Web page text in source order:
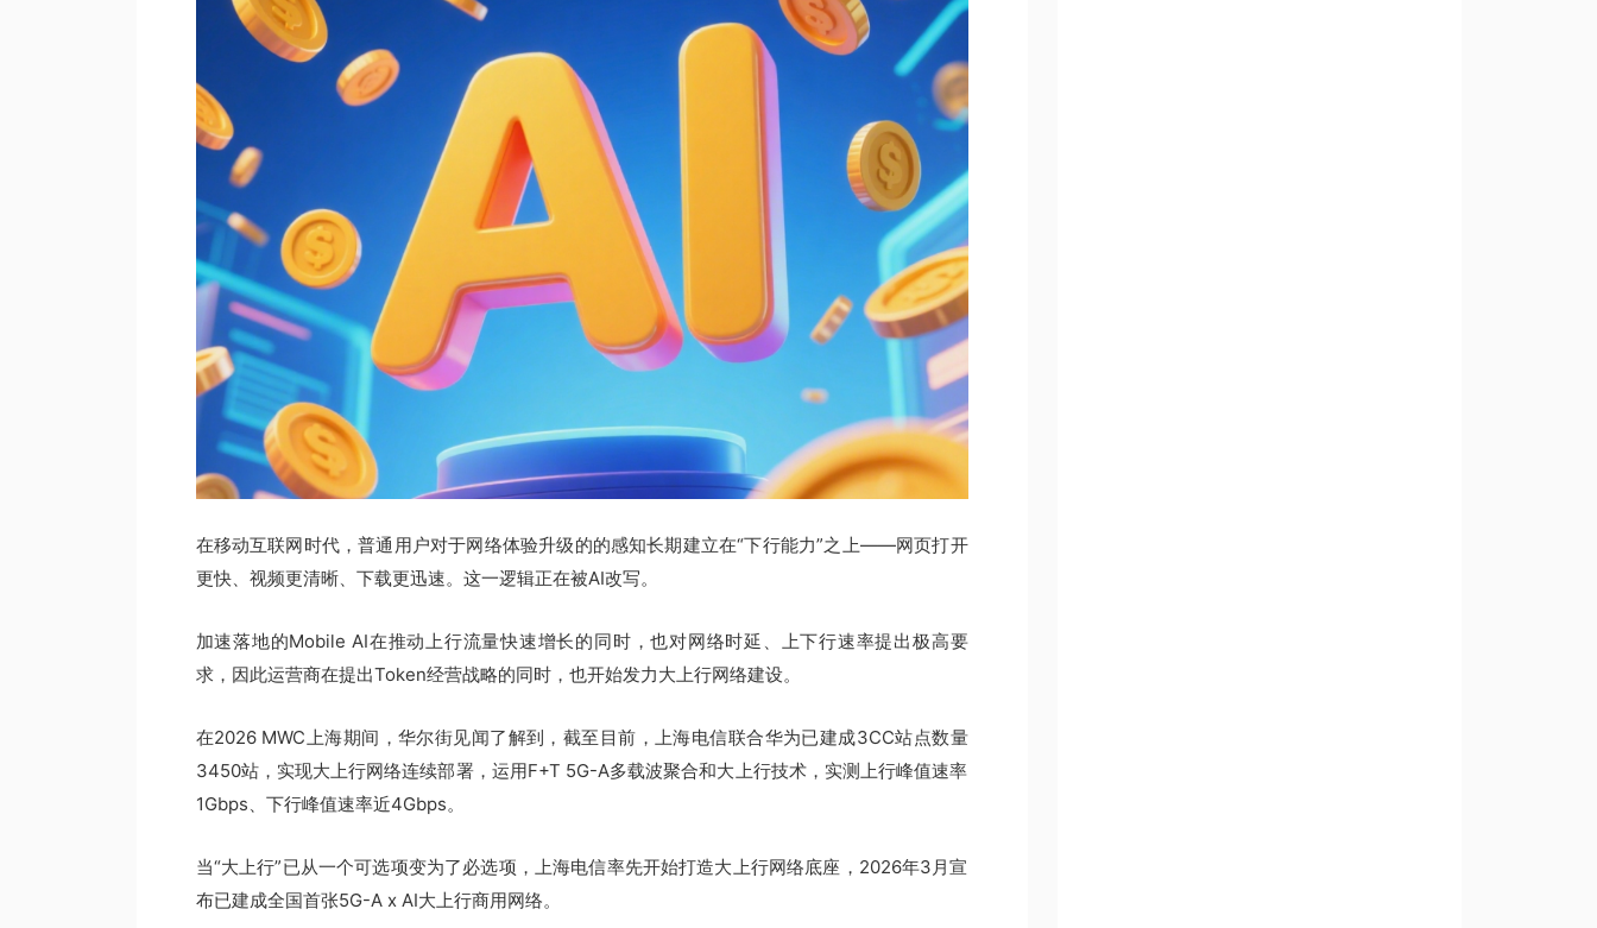
在移动互联网时代，普通用户对于网络体验升级的的感知长期建立在“下行能力”之上——网页打开
更快、视频更清晰、下载更迅速。这一逻辑正在被AI改写。
加速落地的Mobile AI在推动上行流量快速增长的同时，也对网络时延、上下行速率提出极高要
求，因此运营商在提出Token经营战略的同时，也开始发力大上行网络建设。
在2026 MWC上海期间，华尔街见闻了解到，截至目前，上海电信联合华为已建成3CC站点数量
3450站，实现大上行网络连续部署，运用F+T 5G-A多载波聚合和大上行技术，实测上行峰值速率
1Gbps、下行峰值速率近4Gbps。
当“大上行”已从一个可选项变为了必选项，上海电信率先开始打造大上行网络底座，2026年3月宣
布已建成全国首张5G-A x AI大上行商用网络。